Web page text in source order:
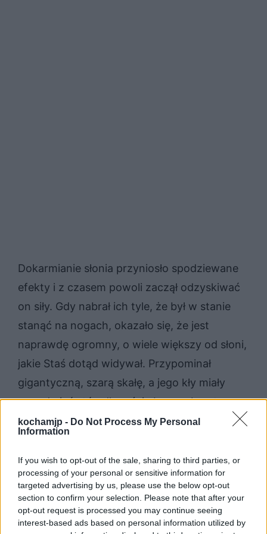
kochamjp - Do Not Process My Personal
Information
If you wish to opt-out of the sale, sharing to third parties, or
processing of your personal or sensitive information for
targeted advertising by us, please use the below opt-out
section to confirm your selection. Please note that after your
opt-out request is processed you may continue seeing
interest-based ads based on personal information utilized by
Dokarmianie słonia przyniosło spodziewane
efekty i z czasem powoli zaczął odzyskiwać
on siły. Gdy nabrał ich tyle, że był w stanie
stanąć na nogach, okazało się, że jest
naprawdę ogromny, o wiele większy od słoni,
jakie Staś dotąd widywał. Przypominał
gigantyczną, szarą skałę, a jego kły miały
ponad pięć stóp długości. Jego gabaryty
spowodowały, że dzieci nadały mu imię King,
Z czasem Staś i Nel oswoili Kinga zupełnie, a
Nel siadywała nawet w palankinie na jego
grzbiecie. Staś cały czas zastanawiał się, jak